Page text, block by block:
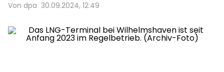
Von dpa 30.09.2024, 12:49